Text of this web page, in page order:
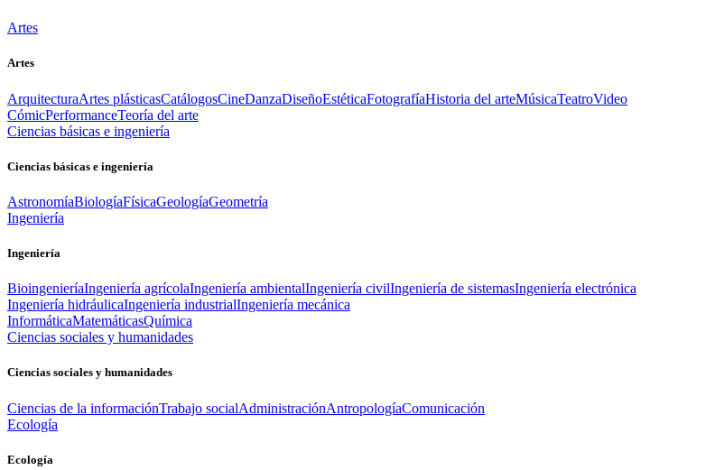
Artes
Artes
ArquitecturaArtes plásticasCatálogosCineDanzaDiseñoEstéticaFotografíaHistoria del arteMúsicaTeatroVideo
CómicPerformanceTeoría del arte
Ciencias básicas e ingeniería
Ciencias básicas e ingeniería
AstronomíaBiologíaFísicaGeologíaGeometría
Ingeniería
Ingeniería
BioingenieríaIngeniería agrícolaIngeniería ambientalIngeniería civilIngeniería de sistemasIngeniería electrónica
Ingeniería hidráulicaIngeniería industrialIngeniería mecánica
InformáticaMatemáticasQuímica
Ciencias sociales y humanidades
Ciencias sociales y humanidades
Ciencias de la informaciónTrabajo socialAdministraciónAntropologíaComunicación
Ecología
Ecología